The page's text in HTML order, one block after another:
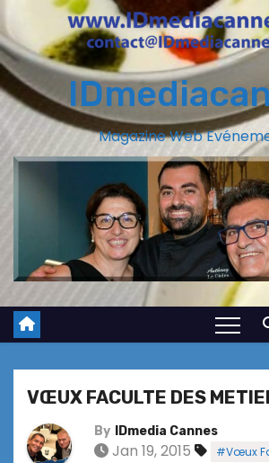
Magazine Web
VŒUX FACULTE DES
By IDmedia Cannes
Jan 19, 2015 #Vœux